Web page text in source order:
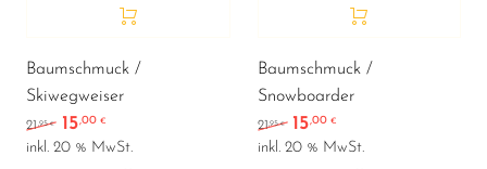
Baumschmuck /
Skiwegweiser
21 ,95€ Ursprünglicher Preis war: 21,95 €
15,00 € Aktueller Preis ist: 15,00 €.
inkl. 20 % MwSt.
Baumschmuck /
Snowboarder
21,95€ Ursprünglicher Preis
15,00€
inkl. 20 % MwSt.